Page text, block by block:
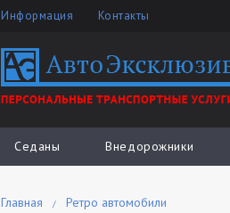
Информация Контакты
Седаны Внедорожники
Главная Ретро автомобили